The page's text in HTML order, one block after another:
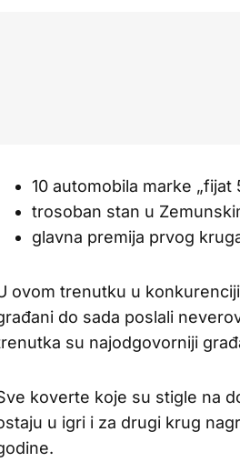
10 automobila marke „fijat
trosoban stan u
glavna premija prvog
ovom trenutku u
do sada poslali
su najodgovorniji
koverte koje su stigle na
u igri i za drugi krug